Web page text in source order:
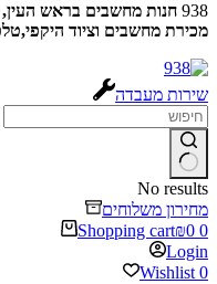
938 חנות מחשבים בראש
מכירת מחשבים וציוד
שירות מעבדה
No results
מחירון משלוחים
Shopping cart₪0 0
Login
Wishlist 0